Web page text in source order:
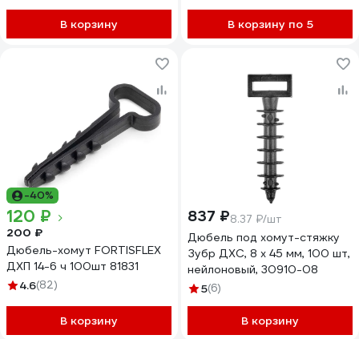
В корзину В корзину по 5
-40%
120 ₽
200 ₽
Дюбель-хомут FORTISFLEX
ДХП 14-6 ч 100шт 81831
4.6(82)
В корзину
837 ₽8.37 ₽/шт
Дюбель под хомут-стяжку
Зубр ДХС, 8 x 45 мм, 100 шт,
нейлоновый, 30910-08
5(6)
В корзину